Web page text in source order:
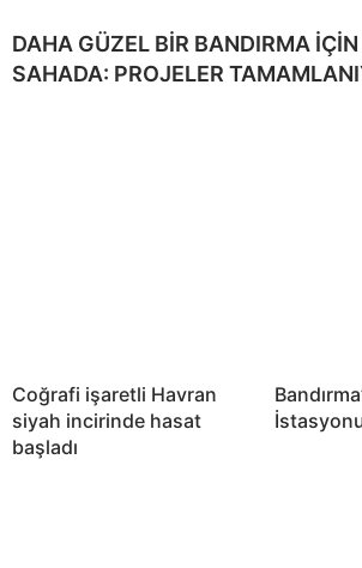
DAHA GÜZEL BİR BANDIRMA İÇİN
SAHADA: PROJELER
Coğrafi işaretli Havran
siyah incirinde hasat
başladı